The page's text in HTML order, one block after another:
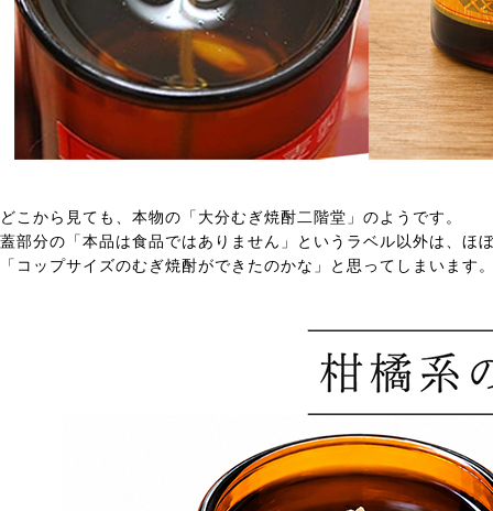
どこから見ても、本物の「大分むぎ焼酎二階堂」のようです。
蓋部分の「本品は食品ではありません」というラベル以外は、ほ
「コップサイズのむぎ焼酎ができたのかな」と思ってしまいま